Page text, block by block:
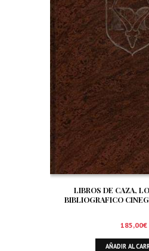
LIBROS DE CAZA,
BIBLIOGRAFICO
185,00€
AÑADIR AL